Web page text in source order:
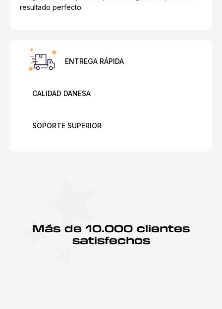
resultado perfecto.
ENTREGA RÁPIDA
CALIDAD DANESA
SOPORTE SUPERIOR
Más de 10.000 clientes
satisfechos